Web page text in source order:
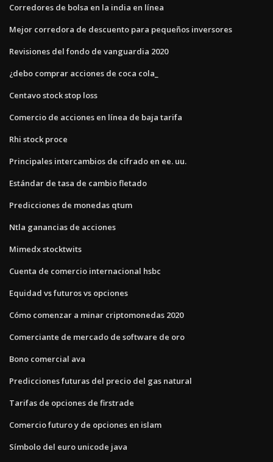
Corredores de bolsa en la india en línea
Mejor corredora de descuento para pequeños inversores
Revisiones del fondo de vanguardia 2020
¿debo comprar acciones de coca cola_
Centavo stock stop loss
Comercio de acciones en línea de baja tarifa
Rhi stock proce
Principales intercambios de cifrado en ee. uu.
Estándar de tasa de cambio fletado
Predicciones de monedas qtum
Ntla ganancias de acciones
Mimedx stocktwits
Cuenta de comercio internacional hsbc
Equidad vs futuros vs opciones
Cómo comenzar a minar criptomonedas 2020
Comerciante de mercado de software de oro
Bono comercial ava
Predicciones futuras del precio del gas natural
Tarifas de opciones de firstrade
Comercio futuro y de opciones en islam
Símbolo del euro unicode java